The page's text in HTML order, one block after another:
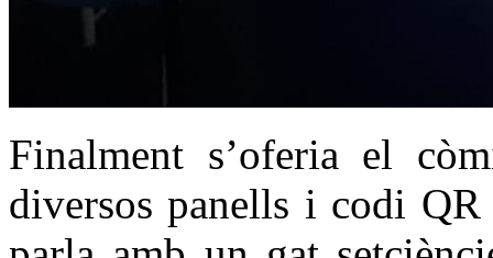
Finalment s’oferia el
diversos panells i codi QR